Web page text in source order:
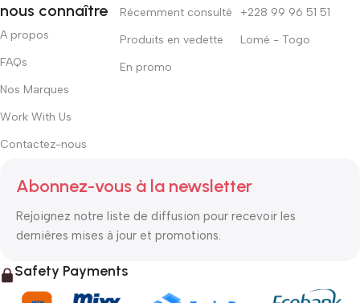
nous connaître
A propos
FAQs
Nos Marques
Work With Us
Contactez-nous
Récemment consulté
Produits en vedette
En promo
+228 99 96 51 51
Lomé - Togo
Abonnez-vous à la newsletter
Rejoignez notre liste de diffusion pour recevoir les
dernières mises à jour et promotions.
Safety Payments